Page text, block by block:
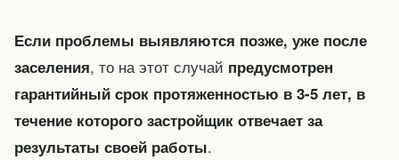
Если проблемы выявляются позже, уже после
заселения, то на этот случай предусмотрен
гарантийный срок протяженностью в 3-5 лет, в
течение которого застройщик отвечает за
результаты своей работы.